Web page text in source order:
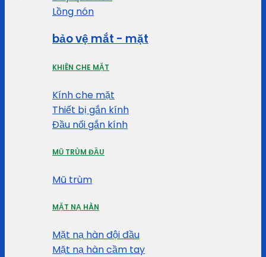
Lồng nón
bảo vệ mắt - mặt
KHIÊN CHE MẶT
Kính che mặt
Thiết bị gắn kính
Đầu nối gắn kính
MŨ TRÙM ĐẦU
Mũ trùm
MẶT NẠ HÀN
Mặt nạ hàn đội đầu
Mặt nạ hàn cầm tay